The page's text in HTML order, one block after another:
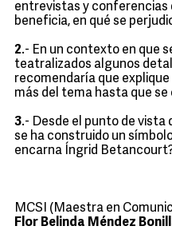
entrevistas y conferencias
beneficia, en qué se
2.- En un contexto en que
teatralizados algunos
recomendaría que
más del tema hasta que se
3.- Desde el punto de vista
se ha construido un
encarna Íngrid
MCSI (Maestra en
Flor Belinda Méndez